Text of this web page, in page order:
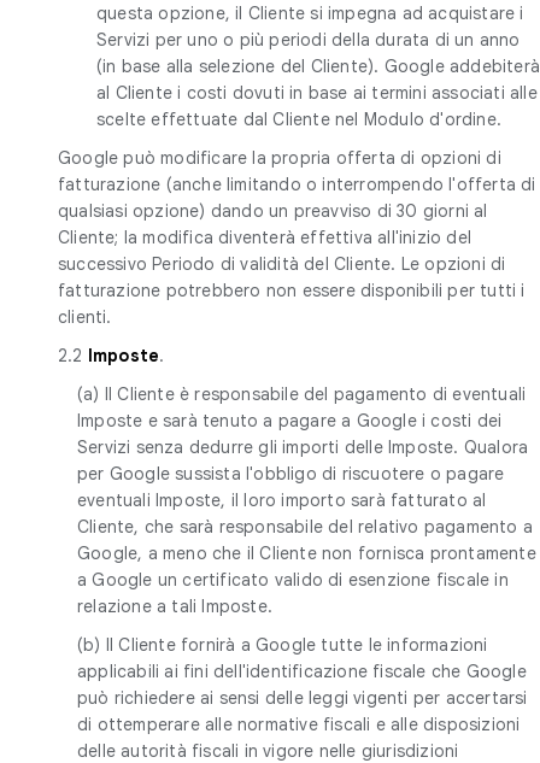
questa opzione, il Cliente si impegna ad acquistare i
Servizi per uno o più periodi della durata di un anno
(in base alla selezione del Cliente). Google addebiterà
al Cliente i costi dovuti in base ai termini associati alle
scelte effettuate dal Cliente nel Modulo d'ordine.
Google può modificare la propria offerta di opzioni di
fatturazione (anche limitando o interrompendo l'offerta di
qualsiasi opzione) dando un preavviso di 30 giorni al
Cliente; la modifica diventerà effettiva all'inizio del
successivo Periodo di validità del Cliente. Le opzioni di
fatturazione potrebbero non essere disponibili per tutti i
clienti.
2.2 Imposte.
(a) Il Cliente è responsabile del pagamento di eventuali
Imposte e sarà tenuto a pagare a Google i costi dei
Servizi senza dedurre gli importi delle Imposte. Qualora
per Google sussista l'obbligo di riscuotere o pagare
eventuali Imposte, il loro importo sarà fatturato al
Cliente, che sarà responsabile del relativo pagamento a
Google, a meno che il Cliente non fornisca prontamente
a Google un certificato valido di esenzione fiscale in
relazione a tali Imposte.
(b) Il Cliente fornirà a Google tutte le informazioni
applicabili ai fini dell'identificazione fiscale che Google
può richiedere ai sensi delle leggi vigenti per accertarsi
di ottemperare alle normative fiscali e alle disposizioni
delle autorità fiscali in vigore nelle giurisdizioni